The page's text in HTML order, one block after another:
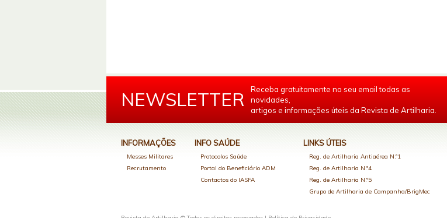
NEWSLETTER
Receba gratuitamente no seu email todas as
novidades,
artigos e informações úteis da Revista de Artilharia.
INFORMAÇÕES
Messes Militares
Recrutamento
INFO SAÚDE
Protocolos Saúde
Portal do Beneficiário ADM
Contactos do IASFA
LINKS ÚTEIS
Reg. de Artilharia Antiaérea N.º1
Reg. de Artilharia N.º4
Reg. de Artilharia N.º5
Grupo de Artilharia de Campanha/BrigMec